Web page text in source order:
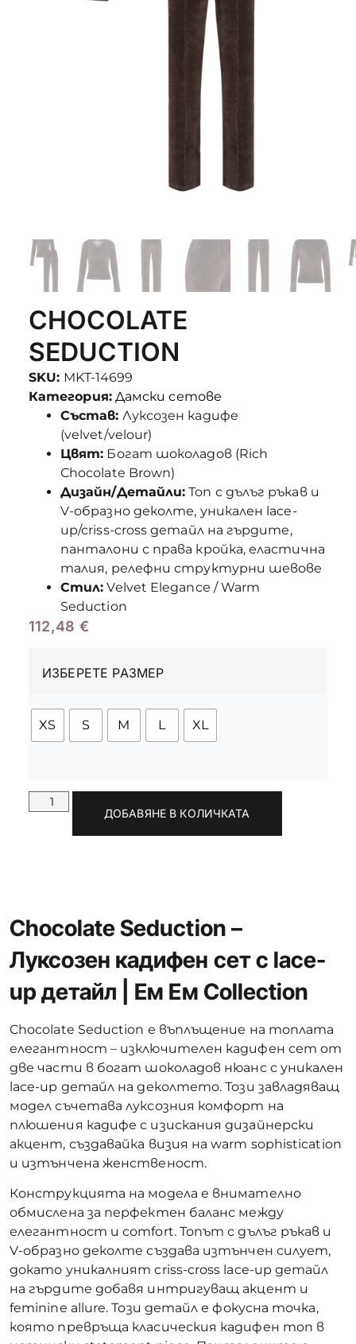
CHOCOLATE
SEDUCTION
SKU: MKT-14699
Категория: Дамски сетове
Състав: Луксозен кадифе
(velvet/velour)
Цвят: Богат шоколадов (Rich
Chocolate Brown)
Дизайн/Детайли: Топ с дълъг ръкав и
V-образно деколте, уникален lace-
up/criss-cross детайл на гърдите,
панталони с права кройка, еластична
талия, релефни структурни шевове
Стил: Velvet Elegance / Warm
Seduction
112,48 €
ИЗБЕРЕТЕ РАЗМЕР
XS S M L XL
ДОБАВЯНЕ В КОЛИЧКАТА
Chocolate Seduction –
Луксозен кадифен сет с lace-
up детайл | Ем Ем Collection
Chocolate Seduction е въплъщение на топлата
елегантност – изключителен кадифен сет от
две части в богат шоколадов нюанс с уникален
lace-up детайл на деколтето. Този завладяващ
модел съчетава луксозния комфорт на
плюшения кадифе с изискания дизайнерски
акцент, създавайка визия на warm sophistication
и изтънчена женственост.
Конструкцията на модела е внимателно
обмислена за перфектен баланс между
елегантност и comfort. Топът с дълъг ръкав и
V-образно деколте създава изтънчен силует,
докато уникалният criss-cross lace-up детайл
на гърдите добавя интригуващ акцент и
feminine allure. Този детайл е фокусна точка,
която превръща класическия кадифен топ в